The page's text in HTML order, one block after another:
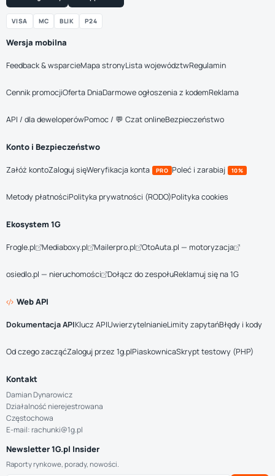
VISA MC BLIK P24
Wersja mobilna
Feedback & wsparcieMapa stronyLista województwRegulamin
Cennik promocjiOferta DniaDarmowe ogłoszenia z kodemReklama
API / dla deweloperówPomoc / 💬 Czat onlineBezpieczeństwo
Konto i Bezpieczeństwo
Załóż kontoZaloguj sięWeryfikacja konta PRO Poleć i zarabiaj 10%
Metody płatnościPolityka prywatności (RODO)Polityka cookies
Ekosystem 1G
Frogle.pl Mediaboxy.pl Mailerpro.pl OtoAuta.pl — motoryzacja
osiedlo.pl — nieruchomości Dołącz do zespołuReklamuj się na 1G
Web API
Dokumentacja APIKlucz APIUwierzytelnianieLimity zapytańBłędy i kody
Od czego zacząćZaloguj przez 1g.plPiaskownicaSkrypt testowy (PHP)
Kontakt
Damian Dynarowicz
Działalność nierejestrowana
Częstochowa
E-mail: rachunki@1g.pl
Newsletter 1G.pl Insider
Raporty rynkowe, porady, nowości.